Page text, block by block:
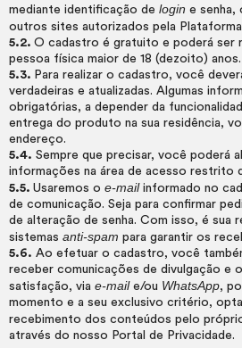
mediante identificação de login e senha,
outros sites autorizados pela
5.2. O cadastro é gratuito e poderá ser
pessoa física maior de 18 (dezoito) anos.
5.3. Para realizar o cadastro, você
verdadeiras e atualizadas. Algumas
obrigatórias, a depender da
entrega do produto na sua residência,
endereço.
5.4. Sempre que precisar, você poderá
informações na área de acesso restrito
5.5. Usaremos o e-mailinformado no
de comunicação. Seja para confirmar
de alteração de senha. Com isso, é sua
sistemas anti-spam para garantir os
5.6. Ao efetuar o cadastro, você
receber comunicações de divulgação e
satisfação, via e-mail e/ou WhatsApp,
momento e a seu exclusivo critério,
recebimento dos conteúdos pelo
através do nosso Portal de Privacidade.